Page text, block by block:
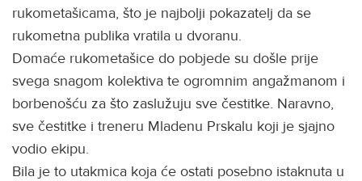
rukometašicama, što je najbolji pokazatelj da se
rukometna publika vratila u dvoranu.
Domaće rukometašice do pobjede su došle prije
svega snagom kolektiva te ogromnim angažmanom i
borbenošću za što zaslužuju sve čestitke. Naravno,
sve čestitke i treneru Mladenu Prskalu koji je sjajno
vodio ekipu.
Bila je to utakmica koja će ostati posebno istaknuta u